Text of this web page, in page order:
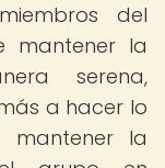
del
mantener la
serena,
a hacer lo
mantener la